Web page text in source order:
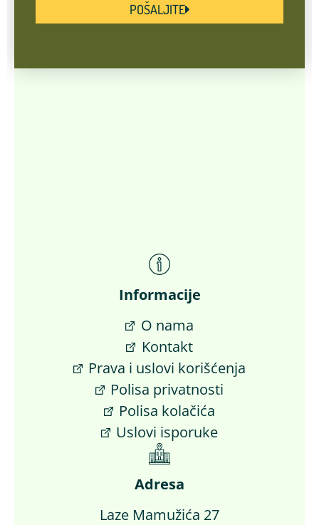
POŠALJITE
Informacije
O nama
Kontakt
Prava i uslovi korišćenja
Polisa privatnosti
Polisa kolačića
Uslovi isporuke
Adresa
Laze Mamužića 27